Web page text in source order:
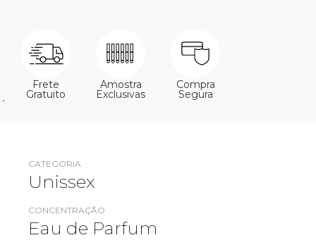
Frete
Gratuito
Amostra
Exclusivas
Compra
Segura
´
CATEGORIA
Unissex
CONCENTRAÇÃO
Eau de Parfum